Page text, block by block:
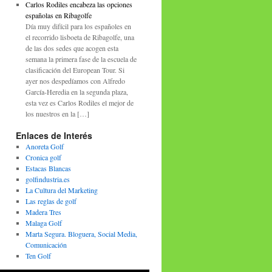
Carlos Rodiles encabeza las opciones
españolas en Ribagolfe
Día muy difícil para los españoles en
el recorrido lisboeta de Ribagolfe, una
de las dos sedes que acogen esta
semana la primera fase de la escuela de
clasificación del European Tour. Si
ayer nos despedíamos con Alfredo
García-Heredia en la segunda plaza,
esta vez es Carlos Rodiles el mejor de
los nuestros en la […]
Enlaces de Interés
Anoreta Golf
Cronica golf
Estacas Blancas
golfindustria.es
La Cultura del Marketing
Las reglas de golf
Madera Tres
Malaga Golf
Marta Segura. Bloguera, Social Media,
Comunicación
Ten Golf